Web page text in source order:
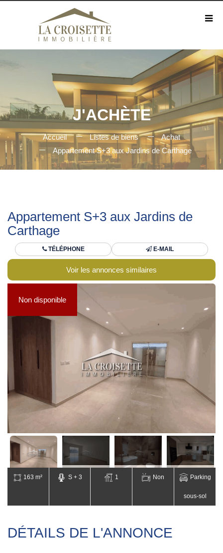
J'ACHÈTE
Accueil Listes de biens
Achat
Appartement S+3 aux Jardins de Carthage
Appartement S+3 aux Jardins de
Carthage
TÉLÉPHONE E-MAIL
Voir les annonces similaires
Non disponible
163 m² S + 3 1 Non Parking
sous-sol
DÉTAILS DE L'ANNONCE